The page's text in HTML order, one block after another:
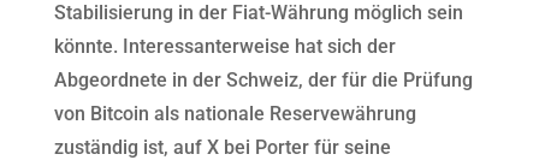
Stabilisierung in der Fiat-Währung möglich sein
könnte. Interessanterweise hat sich der
Abgeordnete in der Schweiz, der für die Prüfung
von Bitcoin als nationale Reservewährung
zuständig ist, auf X bei Porter für seine